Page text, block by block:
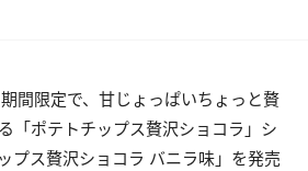
間限定で、甘じょっぱいちょっと贅
「ポテトチップス贅沢ショコラ」シ
プス贅沢ショコラ バニラ味」を発売